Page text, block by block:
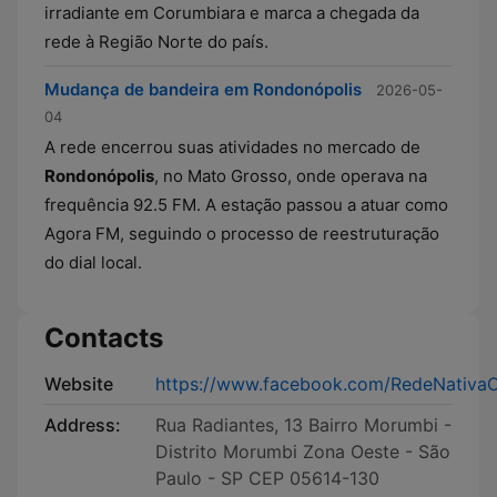
irradiante em Corumbiara e marca a chegada da
rede à Região Norte do país.
Mudança de bandeira em Rondonópolis
2026-05-
04
A rede encerrou suas atividades no mercado de
Rondonópolis, no Mato Grosso, onde operava na
frequência 92.5 FM. A estação passou a atuar como
Agora FM, seguindo o processo de reestruturação
do dial local.
Contacts
Website
https://www.facebook.com/
Address:
Rua Radiantes, 13 Bairro Morumbi -
Distrito Morumbi Zona Oeste - São
Paulo - SP CEP 05614-130